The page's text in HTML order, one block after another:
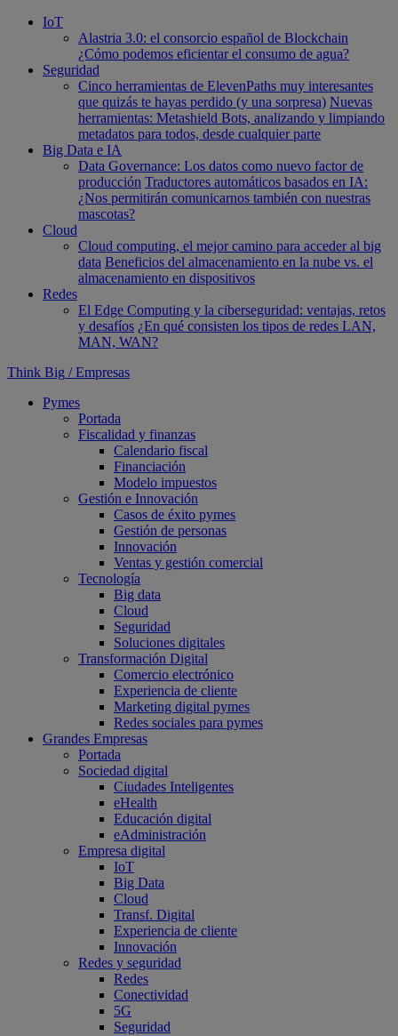
IoT
Alastria 3.0: el consorcio español de Blockchain
¿Cómo podemos eficientar el consumo de agua?
Seguridad
Cinco herramientas de ElevenPaths muy interesantes
que quizás te hayas perdido (y una sorpresa) Nuevas
herramientas: Metashield Bots, analizando y limpiando
metadatos para todos, desde cualquier parte
Big Data e IA
Data Governance: Los datos como nuevo factor de
producción Traductores automáticos basados en IA:
¿Nos permitirán comunicarnos también con nuestras
mascotas?
Cloud
Cloud computing, el mejor camino para acceder al big
data Beneficios del almacenamiento en la nube vs. el
almacenamiento en dispositivos
Redes
El Edge Computing y la ciberseguridad: ventajas, retos
y desafíos ¿En qué consisten los tipos de redes LAN,
MAN, WAN?
Think Big / Empresas
Pymes
Portada
Fiscalidad y finanzas
Calendario fiscal
Financiación
Modelo impuestos
Gestión e Innovación
Casos de éxito pymes
Gestión de personas
Innovación
Ventas y gestión comercial
Tecnología
Big data
Cloud
Seguridad
Soluciones digitales
Transformación Digital
Comercio electrónico
Experiencia de cliente
Marketing digital pymes
Redes sociales para pymes
Grandes Empresas
Portada
Sociedad digital
Ciudades Inteligentes
eHealth
Educación digital
eAdministración
Empresa digital
IoT
Big Data
Cloud
Transf. Digital
Experiencia de cliente
Innovación
Redes y seguridad
Redes
Conectividad
5G
Seguridad